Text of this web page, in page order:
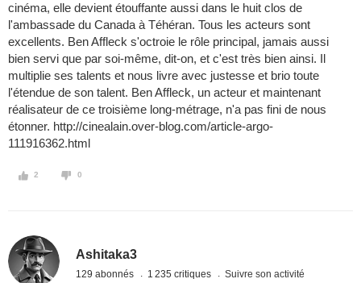
cinéma, elle devient étouffante aussi dans le huit clos de
l'ambassade du Canada à Téhéran. Tous les acteurs sont
excellents. Ben Affleck s'octroie le rôle principal, jamais aussi
bien servi que par soi-même, dit-on, et c'est très bien ainsi. Il
multiplie ses talents et nous livre avec justesse et brio toute
l'étendue de son talent. Ben Affleck, un acteur et maintenant
réalisateur de ce troisième long-métrage, n'a pas fini de nous
étonner. http://cinealain.over-blog.com/article-argo-
111916362.html
2 0
Ashitaka3
129 abonnés 1 235 critiques Suivre son activité